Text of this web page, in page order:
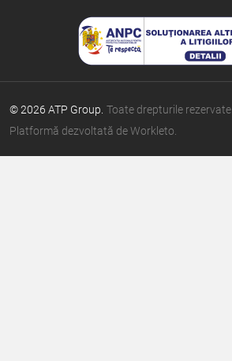
© 2026 ATP Group. Toate drepturile rezervate.
Platformă dezvoltată de Workleto.